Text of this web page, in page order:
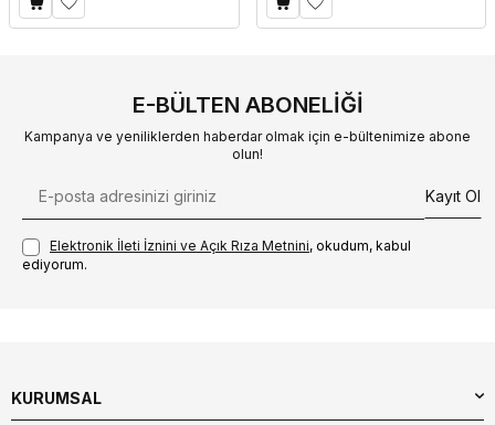
E-BÜLTEN ABONELIĞI
Kampanya ve yeniliklerden haberdar olmak için e-bültenimize abone
olun!
Kayıt Ol
Elektronik İleti İzni‌ni ve Açık Rıza Metni‌ni, okudum, kabul
ediyorum.
KURUMSAL